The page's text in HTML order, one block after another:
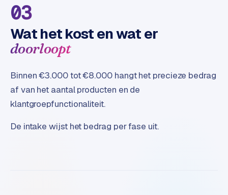
s
t
o
r
e
03
Wat het kost en wat er
doorloopt
Binnen €3.000 tot €8.000 hangt het precieze bedrag
af van het aantal producten en de
klantgroepfunctionaliteit.
De intake wijst het bedrag per fase uit.